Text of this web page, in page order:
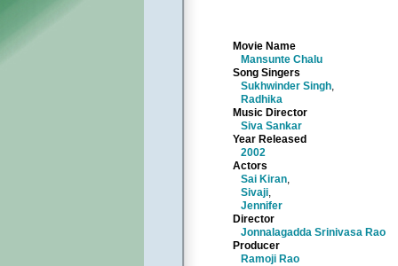
Movie Name
Mansunte Chalu
Song Singers
Sukhwinder Singh,
Radhika
Music Director
Siva Sankar
Year Released
2002
Actors
Sai Kiran,
Sivaji,
Jennifer
Director
Jonnalagadda Srinivasa Rao
Producer
Ramoji Rao